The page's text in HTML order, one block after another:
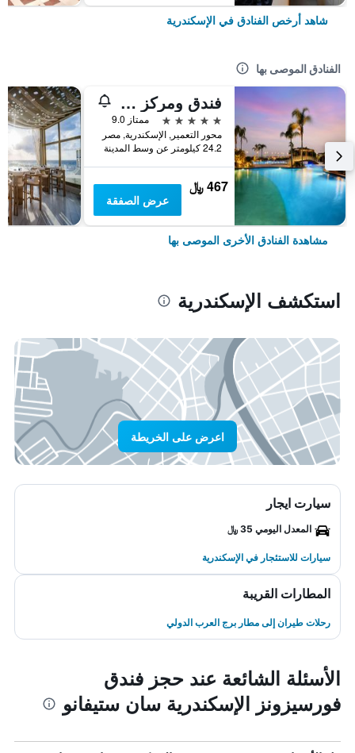
شاهد أرخص الفنادق في الإسكندرية
الفنادق الموصى بها
فندق ومركز مؤتمرات راديسون بلو، الإسكندرية
5 نجوم
ممتاز 9.0
محور التعمير, الإسكندرية, مصر
24.2 كيلومتر عن وسط المدينة
467 ﷼
عرض الصفقة
مشاهدة الفنادق الأخرى الموصى بها
استكشف الإسكندرية
اعرض على الخريطة
سيارت ايجار
المعدل اليومي 35 ﷼
سيارات للاستئجار في الإسكندرية
المطارات القريبة
رحلات طيران إلى مطار برج العرب الدولي
الأسئلة الشائعة عند حجز فندق
فورسيزونز الإسكندرية سان ستيفانو